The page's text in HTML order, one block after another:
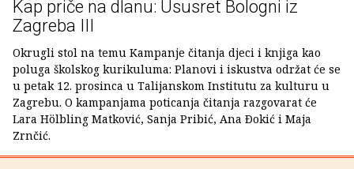
Kap priče na dlanu: Ususret Bologni iz
Zagreba III
Okrugli stol na temu Kampanje čitanja djeci i knjiga kao
poluga školskog kurikuluma: Planovi i iskustva održat će se
u petak 12. prosinca u Talijanskom Institutu za kulturu u
Zagrebu. O kampanjama poticanja čitanja razgovarat će
Lara Hölbling Matković, Sanja Pribić, Ana Ðokić i Maja
Zrnčić.